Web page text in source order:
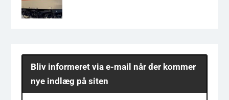
Bliv informeret via e-mail når der kommer
nye indlæg på siten